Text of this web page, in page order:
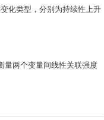
变化类型，分别为持续性上升
量两个变量间线性关联强度